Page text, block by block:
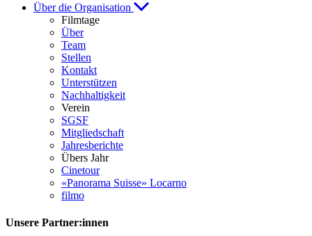
Über die Organisation
Filmtage
Über
Team
Stellen
Kontakt
Unterstützen
Nachhaltigkeit
Verein
SGSF
Mitgliedschaft
Jahresberichte
Übers Jahr
Cinetour
«Panorama Suisse» Locarno
filmo
Unsere Partner:innen